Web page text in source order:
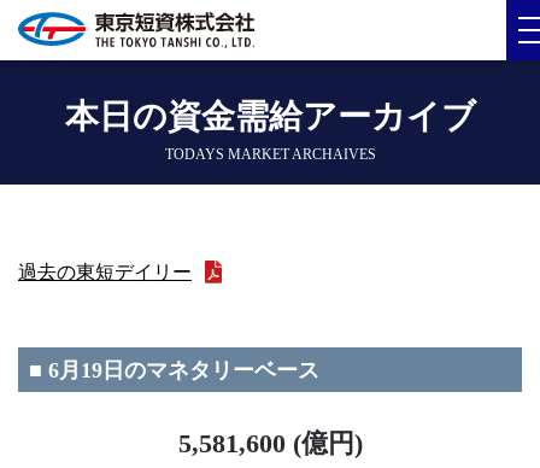
本日の資金需給アーカイブ
TODAYS MARKET ARCHAIVES
過去の東短デイリー
■ 6月19日のマネタリーベース
5,581,600 (億円)